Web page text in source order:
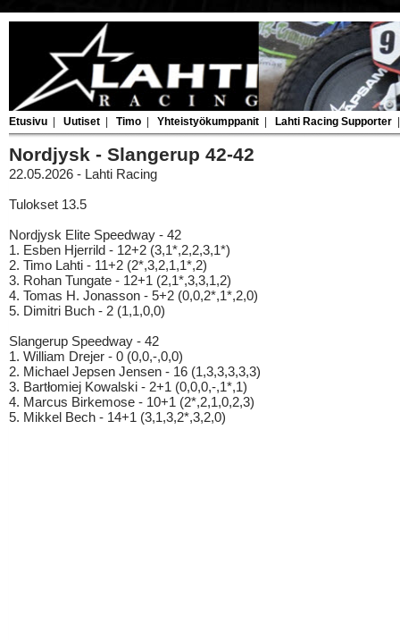
Etusivu Uutiset Timo Yhteistyökumppanit Lahti Racing Supporter
Nordjysk - Slangerup 42-42
22.05.2026 - Lahti Racing
Tulokset 13.5
Nordjysk Elite Speedway - 42
1. Esben Hjerrild - 12+2 (3,1*,2,2,3,1*)
2. Timo Lahti - 11+2 (2*,3,2,1,1*,2)
3. Rohan Tungate - 12+1 (2,1*,3,3,1,2)
4. Tomas H. Jonasson - 5+2 (0,0,2*,1*,2,0)
5. Dimitri Buch - 2 (1,1,0,0)
Slangerup Speedway - 42
1. William Drejer - 0 (0,0,-,0,0)
2. Michael Jepsen Jensen - 16 (1,3,3,3,3,3)
3. Bartłomiej Kowalski - 2+1 (0,0,0,-,1*,1)
4. Marcus Birkemose - 10+1 (2*,2,1,0,2,3)
5. Mikkel Bech - 14+1 (3,1,3,2*,3,2,0)